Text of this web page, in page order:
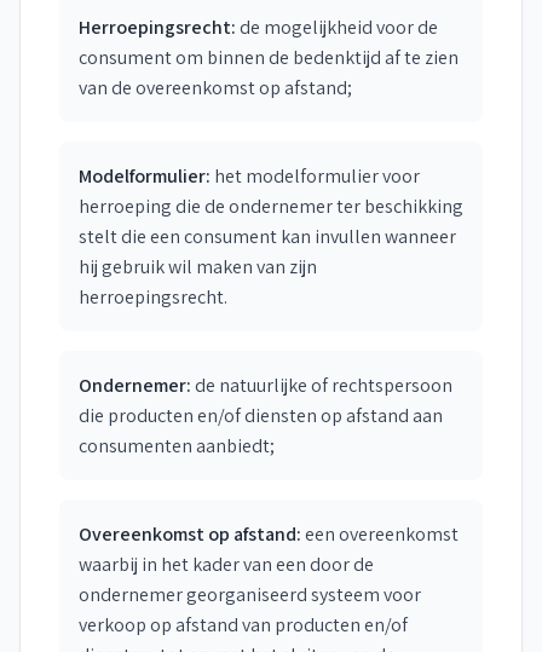
Herroepingsrecht:de mogelijkheid voor de
consument om binnen de bedenktijd af te zien
van de overeenkomst op afstand;
Modelformulier: het modelformulier voor
herroeping die de ondernemer ter beschikking
stelt die een consument kan invullen wanneer
hij gebruik wil maken van zijn
herroepingsrecht.
Ondernemer:de natuurlijke of rechtspersoon
die producten en/of diensten op afstand aan
consumenten aanbiedt;
Overeenkomst op afstand:een overeenkomst
waarbij in het kader van een door de
ondernemer georganiseerd systeem voor
verkoop op afstand van producten en/of